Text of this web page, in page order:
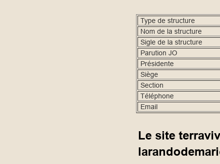
Type de structure
Nom de la structure
Sigle de la structure
Parution JO
Présidente
Siège
Section
Téléphone
Email
Le site